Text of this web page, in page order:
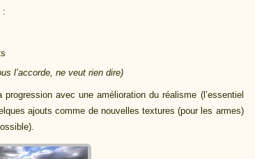
:
l’accorde, ne veut rien dire)
avec une amélioration du réalisme (l’essentiel
ajouts comme de nouvelles textures (pour les armes)